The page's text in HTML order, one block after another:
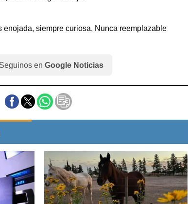
enojada, siempre curiosa. Nunca reemplazable
Seguinos en Google Noticias